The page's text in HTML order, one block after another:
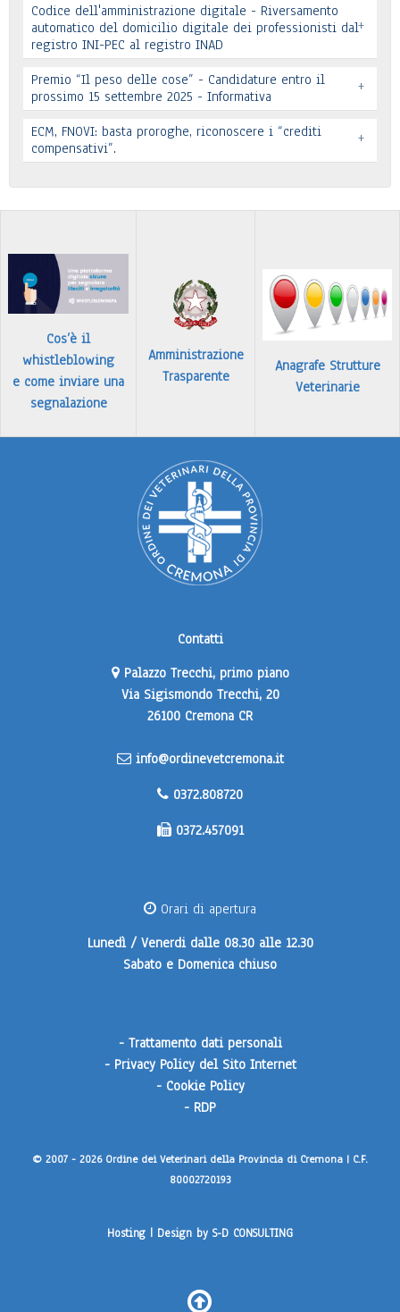
Leggi tutto
Codice dell'amministrazione digitale - Riversamento
automatico del domicilio digitale dei professionisti dal
registro INI-PEC al registro INAD
+
Leggi tutto
Premio “Il peso delle cose” - Candidature entro il
prossimo 15 settembre 2025 - Informativa
+
Premio “Il peso delle cose” - Candidature
ECM, FNOVI: basta proroghe, riconoscere i “crediti
compensativi”.
+
Cos’è il
whistleblowing
e come inviare una
segnalazione
Amministrazione
Trasparente
Anagrafe Strutture
Veterinarie
Contatti
Palazzo Trecchi, primo piano
Via Sigismondo Trecchi, 20
26100 Cremona CR
info@ordinevetcremona.it
0372.808720
0372.457091
Orari di apertura
Lunedì / Venerdidalle 08.30 alle 12.30
Sabato e Domenica chiuso
- Trattamento dati personali
- Privacy Policy del Sito Internet
- Cookie Policy
- RDP
© 2007 - 2026 Ordine dei Veterinari della Provincia di Cremona | C.F.
80002720193
Hosting | Design by S-D CONSULTING